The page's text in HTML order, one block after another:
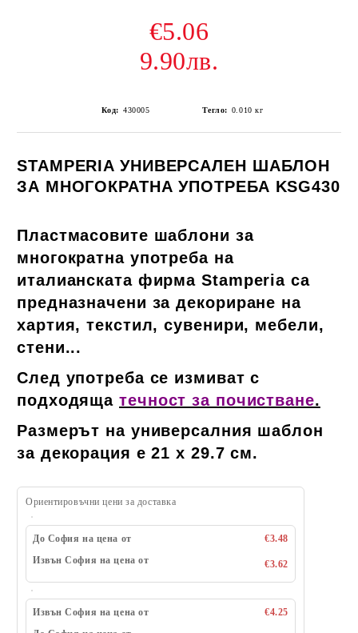
€5.06
9.90лв.
Код: 430005 Тегло: 0.010 кг
STAMPERIA УНИВЕРСАЛЕН ШАБЛОН
ЗА МНОГОКРАТНА УПОТРЕБА KSG430
Пластмасовите шаблони за
многократна употреба на
италианската фирма Stamperia са
предназначени за декориране на
хартия, текстил, сувенири, мебели,
стени...
След употреба се измиват с
подходяща течност за почистване.
Размерът на универсалния шаблон
за декорация е 21 х 29.7 см.
Ориентировъчни цени за доставка
До София на цена от
€3.48
Извън София на цена от
€3.62
Извън София на цена от
€4.25